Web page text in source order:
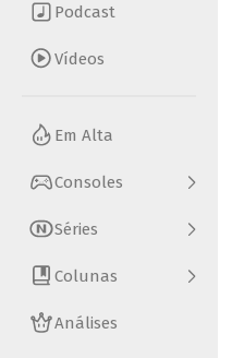
Podcast
Vídeos
Em Alta
Consoles
Séries
Colunas
Análises